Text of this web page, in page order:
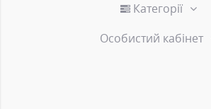
Категорії
Особистий кабінет